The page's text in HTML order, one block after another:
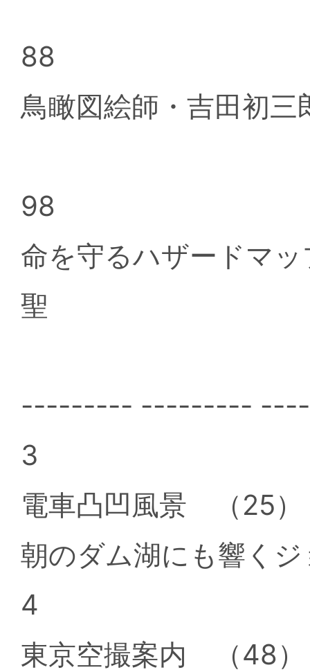
88
鳥瞰図絵師・吉田初
98
命を守るハザードマ
聖
--------- ---------
3
電車凸凹風景 （25
朝のダム湖にも響く
4
東京空撮案内 （48